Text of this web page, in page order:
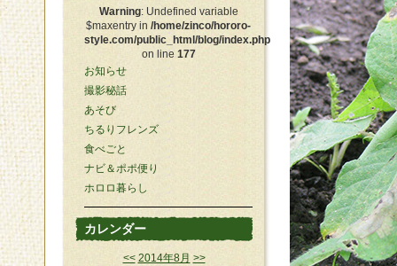
Warning: Undefined variable
$maxentry in /home/zinco/hororo-
style.com/public_html/blog/index.php
on line 177
お知らせ
撮影秘話
あそび
ちるりフレンズ
食べごと
ナビ＆ポポ便り
ホロロ暮らし
カレンダー
<< 2014年8月 >>